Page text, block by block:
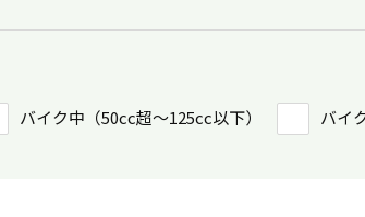
バイク中（50cc超〜125cc以下） バイ